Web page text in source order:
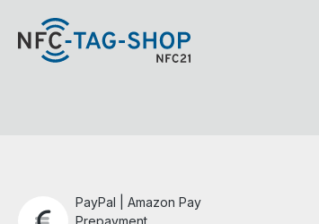
PayPal | Amazon Pay
Prepayment